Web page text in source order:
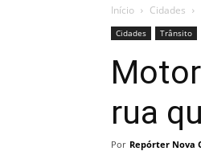
Início Cidades
Cidades Trânsito
rua
Por Repórter Nova